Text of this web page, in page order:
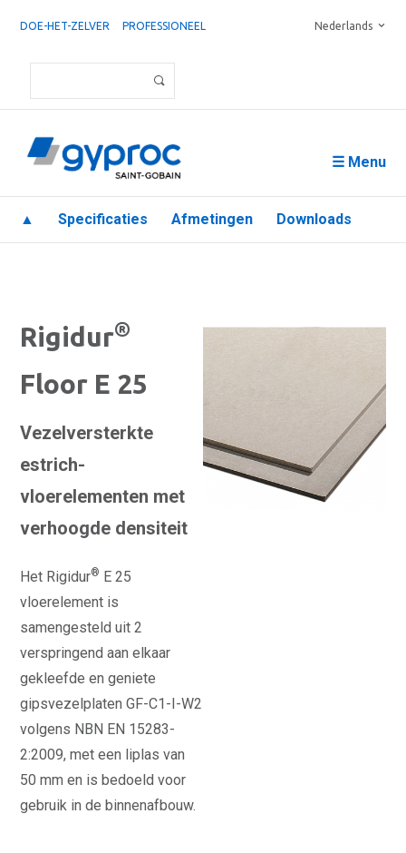
DOE-HET-ZELVER PROFESSIONEEL Nederlands
☰ Menu
▲ Specificaties Afmetingen Downloads
Rigidur®
Floor E 25
Vezelversterkte
estrich-
vloerelementen met
verhoogde densiteit
Het Rigidur® E 25
vloerelement is
samengesteld uit 2
verspringend aan elkaar
gekleefde en geniete
gipsvezelplaten GF-C1-I-W2
volgens NBN EN 15283-
2:2009, met een liplas van
50 mm en is bedoeld voor
gebruik in de binnenafbouw.